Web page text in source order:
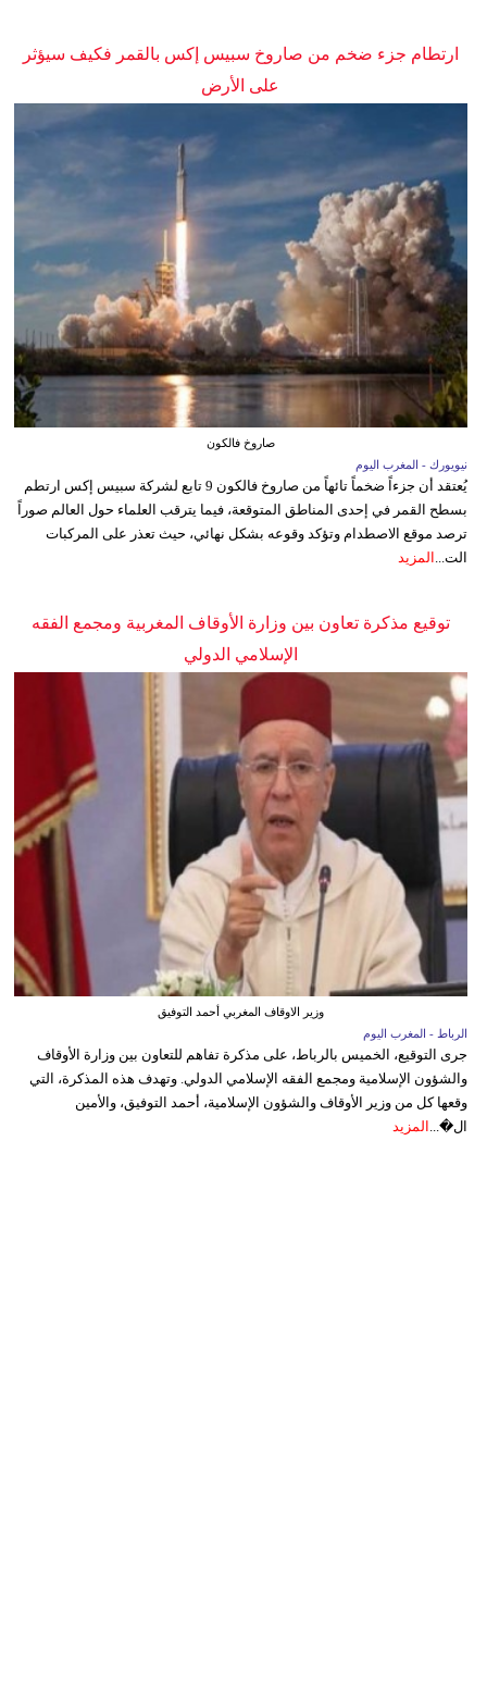
ارتطام جزء ضخم من صاروخ سبيس إكس بالقمر فكيف سيؤثر
على الأرض
صاروخ فالكون
نيويورك - المغرب اليوم
يُعتقد أن جزءاً ضخماً تائهاً من صاروخ فالكون 9 تابع لشركة سبيس إكس ارتطم
بسطح القمر في إحدى المناطق المتوقعة، فيما يترقب العلماء حول العالم صوراً
ترصد موقع الاصطدام وتؤكد وقوعه بشكل نهائي، حيث تعذر على المركبات
الت...
المزيد
توقيع مذكرة تعاون بين وزارة الأوقاف المغربية ومجمع الفقه
الإسلامي الدولي
وزير الاوقاف المغربي أحمد التوفيق
الرباط - المغرب اليوم
جرى التوقيع، الخميس بالرباط، على مذكرة تفاهم للتعاون بين وزارة الأوقاف
والشؤون الإسلامية ومجمع الفقه الإسلامي الدولي. وتهدف هذه المذكرة، التي
وقعها كل من وزير الأوقاف والشؤون الإسلامية، أحمد التوفيق، والأمين
ال�... المزيد